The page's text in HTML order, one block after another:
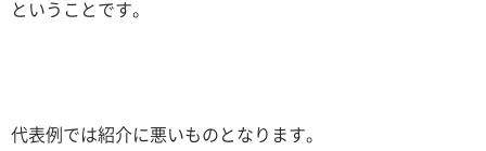
ということです。
代表例では紹介に悪いものとなります。